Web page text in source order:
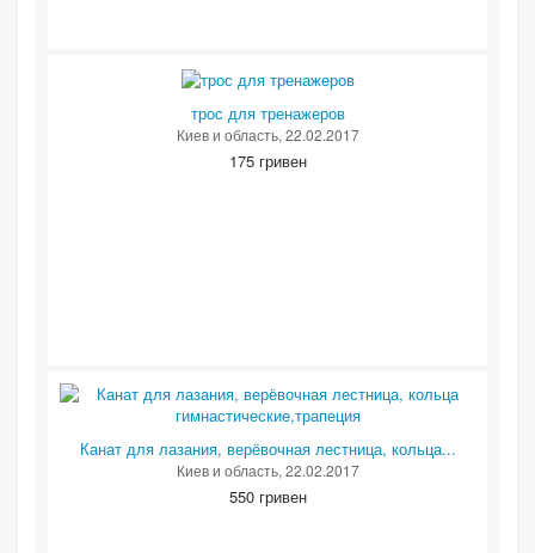
трос для тренажеров
Киев и область, 22.02.2017
175 гривен
Канат для лазания, верёвочная лестница, кольца...
Киев и область, 22.02.2017
550 гривен